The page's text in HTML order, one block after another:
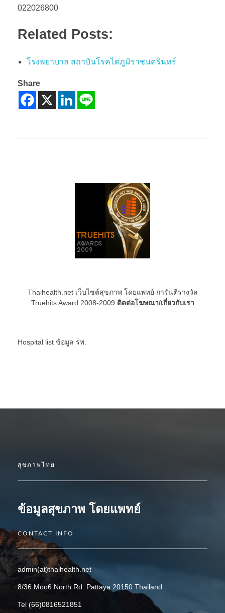
022026800
Related Posts:
โรงพยาบาล สถาบันโรคไตภูมิราชนครินทร์
Share
Thaihealth.net เว็บไซต์สุขภาพ โดยแพทย์ การันตีรางวัล
Truehits Award 2008-2009 ติดต่อโฆษณา/เกี่ยวกับเรา
Hospital list ข้อมูล รพ.
สุขภาพไทย
ข้อมูลสุขภาพ โดยแพทย์
CONTACT INFO
admin(at)thaihealth.net
8/36 Moo6 North Rd. Pattaya 20150 Thailand
Tel (66)0816521851